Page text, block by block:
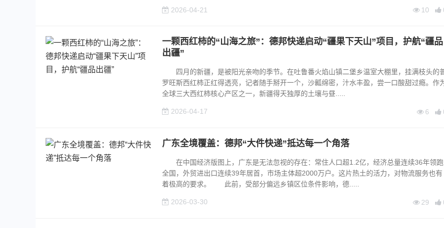
2026-04-21 10
一颗西红柿的“山海之旅”：德邦快递启动“疆果下天山”项目，护航“疆品
出疆”
四月的新疆，是被阳光亲吻的季节。在吐鲁番火焰山镇二堡乡温室大棚里，挂满枝头的
罗旺斯西红柿正红得透亮，记者随手掰开一个，沙瓤绵密，汁水丰盈，尝一口酸甜过瘾。作
全球三大西红柿核心产区之一，新疆得天独厚的土壤与昼.....
2026-04-17 6
广东全境覆盖：德邦“大件快递”抵达每一个角落
在中国经济版图上，广东是无法忽视的存在：常住人口超1.2亿，经济总量连续36年领跑
全国，外贸进出口连续39年居首，市场主体超2000万户。这片热土的活力，对物流服务也有
着极高的要求。 此前，受部分偏远乡镇区位条件影响，德.....
2026-03-30 29